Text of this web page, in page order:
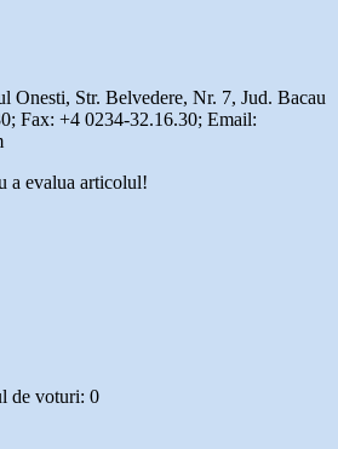
Onesti, Str. Belvedere, Nr. 7, Jud. Bacau
Fax: +4 0234-32.16.30; Email:
a evalua articolul!
de voturi: 0